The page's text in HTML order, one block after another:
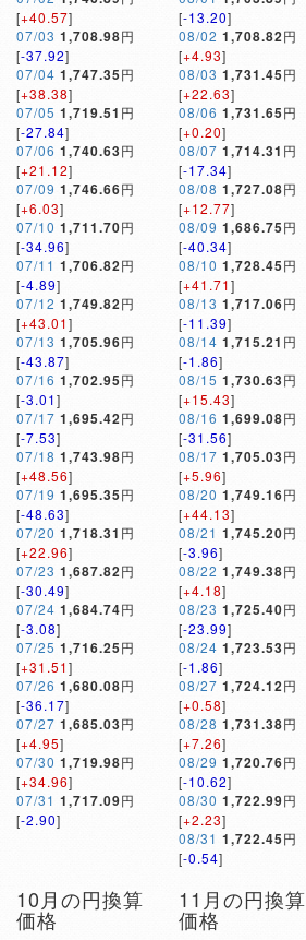
[+40.57]
07/03 1,708.98円
[-37.92]
07/04 1,747.35円
[+38.38]
07/05 1,719.51 円
[-27.84]
07/06 1,740.63円
[+21.12]
07/09 1,746.66円
[+6.03]
07/10 1,711.70円
[-34.96]
07/11 1,706.82円
[-4.89]
07/12 1,749.82円
[+43.01]
07/13 1,705.96円
[-43.87]
07/16 1,702.95円
[-3.01]
07/17 1,695.42円
[-7.53]
07/18 1,743.98円
[+48.56]
07/19 1,695.35円
[-48.63]
07/20 1,718.31 円
[+22.96]
07/23 1,687.82円
[-30.49]
07/24 1,684.74円
[-3.08]
07/25 1,716.25円
[+31.51]
07/26 1,680.08円
[-36.17]
07/27 1,685.03円
[+4.95]
07/30 1,719.98円
[+34.96]
07/31 1,717.09円
[-2.90]
[-13.20]
08/02 1,708.82円
[+4.93]
08/03 1,731.45円
[+22.63]
08/06 1,731.65円
[+0.20]
08/07 1,714.31 円
[-17.34]
08/08 1,727.08円
[+12.77]
08/09 1,686.75円
[-40.34]
08/10 1,728.45円
[+41.71]
08/13 1,717.06円
[-11.39]
08/14 1,715.21 円
[-1.86]
08/15 1,730.63円
[+15.43]
08/16 1,699.08円
[-31.56]
08/17 1,705.03円
[+5.96]
08/20 1,749.16円
[+44.13]
08/21 1,745.20円
[-3.96]
08/22 1,749.38円
[+4.18]
08/23 1,725.40円
[-23.99]
08/24 1,723.53円
[-1.86]
08/27 1,724.12円
[+0.58]
08/28 1,731.38円
[+7.26]
08/29 1,720.76円
[-10.62]
08/30 1,722.99円
[+2.23]
08/31 1,722.45円
[-0.54]
10月の円換算
価格
11月の円換算
価格